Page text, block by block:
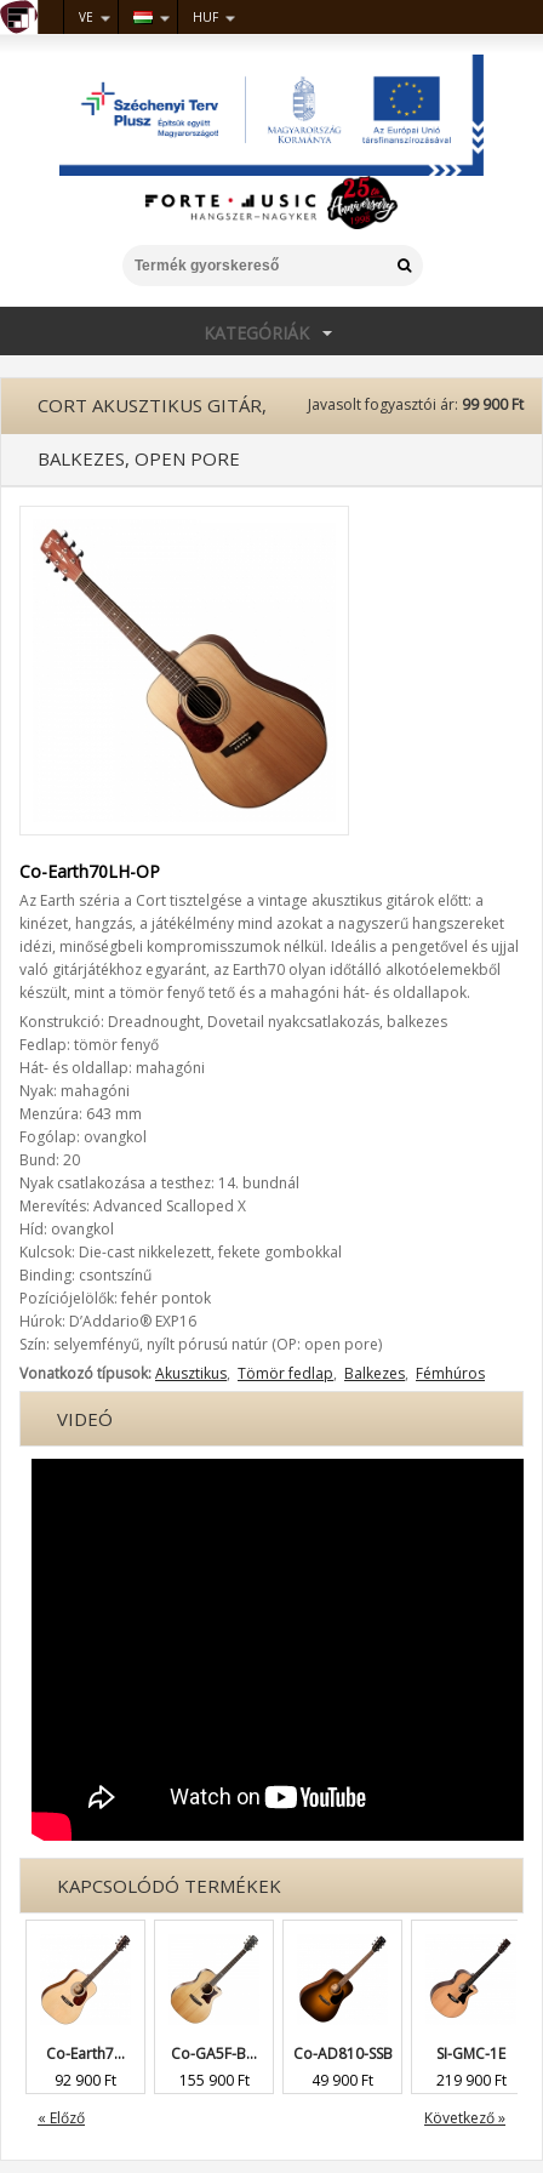
VE HUF
KATEGÓRIÁK
Javasolt fogyasztói ár: 99 900 Ft
CORT AKUSZTIKUS GITÁR,
BALKEZES, OPEN PORE
Co-Earth70LH-OP
Az Earth széria a Cort tisztelgése a vintage akusztikus gitárok előtt: a
kinézet, hangzás, a játékélmény mind azokat a nagyszerű hangszereket
idézi, minőségbeli kompromisszumok nélkül. Ideális a pengetővel és ujjal
való gitárjátékhoz egyaránt, az Earth70 olyan időtálló alkotóelemekből
készült, mint a tömör fenyő tető és a mahagóni hát- és oldallapok.
Konstrukció: Dreadnought, Dovetail nyakcsatlakozás, balkezes
Fedlap: tömör fenyő
Hát- és oldallap: mahagóni
Nyak: mahagóni
Menzúra: 643 mm
Fogólap: ovangkol
Bund: 20
Nyak csatlakozása a testhez: 14. bundnál
Merevítés: Advanced Scalloped X
Híd: ovangkol
Kulcsok: Die-cast nikkelezett, fekete gombokkal
Binding: csontszínű
Pozíciójelölők: fehér pontok
Húrok: D’Addario® EXP16
Szín: selyemfényű, nyílt pórusú natúr (OP: open pore)
Vonatkozó típusok:Akusztikus, Tömör fedlap, Balkezes, Fémhúros
VIDEÓ
KAPCSOLÓDÓ TERMÉKEK
« Előző
Co-Earth7...
92 900 Ft
Co-GA5F-B...
155 900 Ft
Co-AD810-SSB
49 900 Ft
SI-GMC-1E
219 900 Ft
Következő »